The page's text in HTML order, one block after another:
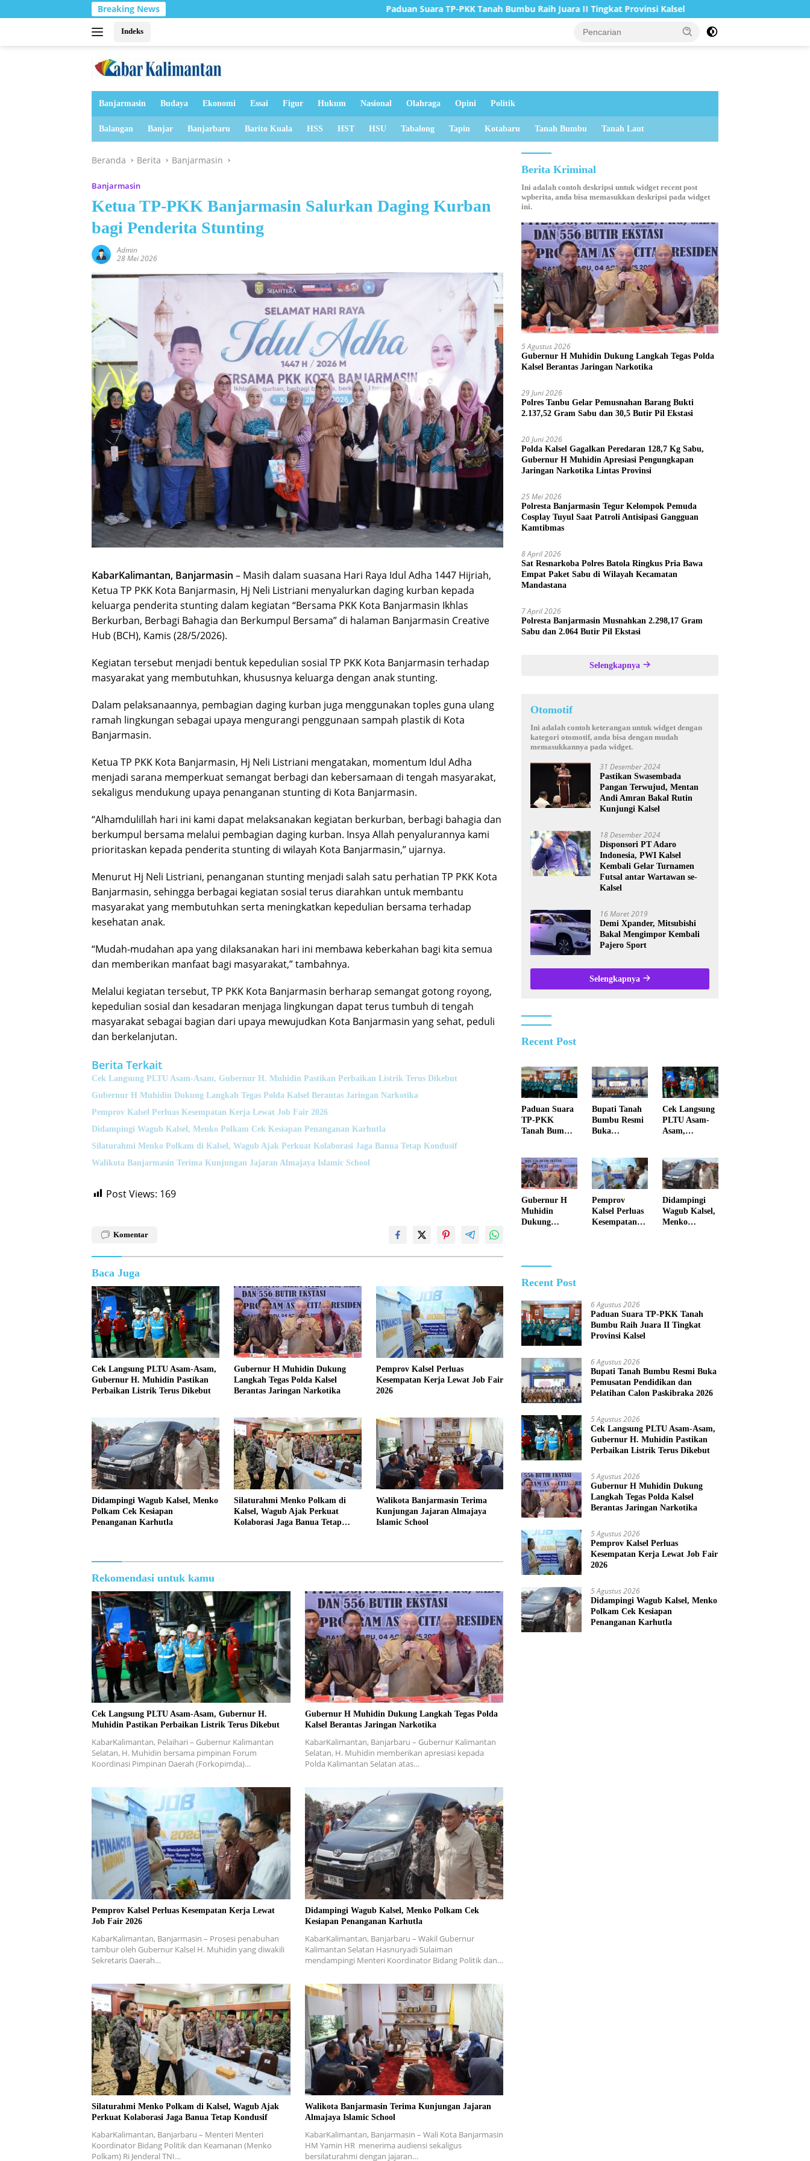
ke
Breaking News Paduan Suara TP-PKK Tanah Bumbu Raih Juara II Tingkat Provinsi Kalsel Bupati Tanah Bumbu Resmi Buka
Indeks
Banjarmasin Budaya Ekonomi Essai Figur Hukum Nasional Olahraga Opini Politik
Balangan Banjar Banjarbaru Barito Kuala HSS HST HSU Tabalong Tapin Kotabaru Tanah Bumbu Tanah Laut
Beranda Berita Banjarmasin
Banjarmasin
Ketua TP-PKK Banjarmasin Salurkan Daging Kurban
bagi Penderita Stunting
Admin
28 Mei 2026
KabarKalimantan, Banjarmasin – Masih dalam suasana Hari Raya Idul Adha 1447 Hijriah,
Ketua TP PKK Kota Banjarmasin, Hj Neli Listriani menyalurkan daging kurban kepada
keluarga penderita stunting dalam kegiatan “Bersama PKK Kota Banjarmasin Ikhlas
Berkurban, Berbagi Bahagia dan Berkumpul Bersama” di halaman Banjarmasin Creative
Hub (BCH), Kamis (28/5/2026).
Kegiatan tersebut menjadi bentuk kepedulian sosial TP PKK Kota Banjarmasin terhadap
masyarakat yang membutuhkan, khususnya keluarga dengan anak stunting.
Dalam pelaksanaannya, pembagian daging kurban juga menggunakan toples guna ulang
ramah lingkungan sebagai upaya mengurangi penggunaan sampah plastik di Kota
Banjarmasin.
Ketua TP PKK Kota Banjarmasin, Hj Neli Listriani mengatakan, momentum Idul Adha
menjadi sarana memperkuat semangat berbagi dan kebersamaan di tengah masyarakat,
sekaligus mendukung upaya penanganan stunting di Kota Banjarmasin.
“Alhamdulillah hari ini kami dapat melaksanakan kegiatan berkurban, berbagi bahagia dan
berkumpul bersama melalui pembagian daging kurban. Insya Allah penyalurannya kami
prioritaskan kepada penderita stunting di wilayah Kota Banjarmasin,” ujarnya.
Menurut Hj Neli Listriani, penanganan stunting menjadi salah satu perhatian TP PKK Kota
Banjarmasin, sehingga berbagai kegiatan sosial terus diarahkan untuk membantu
masyarakat yang membutuhkan serta meningkatkan kepedulian bersama terhadap
kesehatan anak.
“Mudah-mudahan apa yang dilaksanakan hari ini membawa keberkahan bagi kita semua
dan memberikan manfaat bagi masyarakat,” tambahnya.
Melalui kegiatan tersebut, TP PKK Kota Banjarmasin berharap semangat gotong royong,
kepedulian sosial dan kesadaran menjaga lingkungan dapat terus tumbuh di tengah
masyarakat sebagai bagian dari upaya mewujudkan Kota Banjarmasin yang sehat, peduli
dan berkelanjutan.
Berita Terkait
Cek Langsung PLTU Asam-Asam, Gubernur H. Muhidin Pastikan Perbaikan Listrik Terus Dikebut
Gubernur H Muhidin Dukung Langkah Tegas Polda Kalsel Berantas Jaringan Narkotika
Pemprov Kalsel Perluas Kesempatan Kerja Lewat Job Fair 2026
Didampingi Wagub Kalsel, Menko Polkam Cek Kesiapan Penanganan Karhutla
Silaturahmi Menko Polkam di Kalsel, Wagub Ajak Perkuat Kolaborasi Jaga Banua Tetap Kondusif
Walikota Banjarmasin Terima Kunjungan Jajaran Almajaya Islamic School
Post Views: 169
Komentar
Baca Juga
Cek Langsung PLTU Asam-Asam,
Gubernur H. Muhidin Pastikan
Perbaikan Listrik Terus Dikebut
Gubernur H Muhidin Dukung
Langkah Tegas Polda Kalsel
Berantas Jaringan Narkotika
Pemprov Kalsel Perluas
Kesempatan Kerja Lewat Job Fair
2026
Didampingi Wagub Kalsel, Menko
Polkam Cek Kesiapan
Penanganan Karhutla
Silaturahmi Menko Polkam di
Kalsel, Wagub Ajak Perkuat
Kolaborasi Jaga Banua Tetap
Walikota Banjarmasin Terima
Kunjungan Jajaran Almajaya
Islamic School
Rekomendasi untuk kamu
Cek Langsung PLTU Asam-Asam, Gubernur H.
Muhidin Pastikan Perbaikan Listrik Terus Dikebut
KabarKalimantan, Pelaihari – Gubernur Kalimantan
Selatan, H. Muhidin bersama pimpinan Forum
Koordinasi Pimpinan Daerah (Forkopimda)…
Gubernur H Muhidin Dukung Langkah Tegas Polda
Kalsel Berantas Jaringan Narkotika
KabarKalimantan, Banjarbaru – Gubernur Kalimantan
Selatan, H. Muhidin memberikan apresiasi kepada
Polda Kalimantan Selatan atas…
Pemprov Kalsel Perluas Kesempatan Kerja Lewat
Job Fair 2026
KabarKalimantan, Banjarmasin – Prosesi penabuhan
tambur oleh Gubernur Kalsel H. Muhidin yang diwakili
Sekretaris Daerah…
Didampingi Wagub Kalsel, Menko Polkam Cek
Kesiapan Penanganan Karhutla
KabarKalimantan, Banjarbaru – Wakil Gubernur
Kalimantan Selatan Hasnuryadi Sulaiman
mendampingi Menteri Koordinator Bidang Politik dan…
Silaturahmi Menko Polkam di Kalsel, Wagub Ajak
Perkuat Kolaborasi Jaga Banua Tetap Kondusif
KabarKalimantan, Banjarbaru – Menteri Menteri
Koordinator Bidang Politik dan Keamanan (Menko
Polkam) Ri Jenderal TNI…
Walikota Banjarmasin Terima Kunjungan Jajaran
Almajaya Islamic School
KabarKalimantan, Banjarmasin – Wali Kota Banjarmasin
HM Yamin HR menerima audiensi sekaligus
bersilaturahmi dengan jajaran…
Berita Kriminal
Ini adalah contoh deskripsi untuk widget recent post
wpberita, anda bisa memasukkan deskripsi pada widget
ini.
5 Agustus 2026
Gubernur H Muhidin Dukung Langkah Tegas Polda
Kalsel Berantas Jaringan Narkotika
29 Juni 2026
Polres Tanbu Gelar Pemusnahan Barang Bukti
2.137,52 Gram Sabu dan 30,5 Butir Pil Ekstasi
20 Juni 2026
Polda Kalsel Gagalkan Peredaran 128,7 Kg Sabu,
Gubernur H Muhidin Apresiasi Pengungkapan
Jaringan Narkotika Lintas Provinsi
25 Mei 2026
Polresta Banjarmasin Tegur Kelompok Pemuda
Cosplay Tuyul Saat Patroli Antisipasi Gangguan
Kamtibmas
8 April 2026
Sat Resnarkoba Polres Batola Ringkus Pria Bawa
Empat Paket Sabu di Wilayah Kecamatan
Mandastana
7 April 2026
Polresta Banjarmasin Musnahkan 2.298,17 Gram
Sabu dan 2.064 Butir Pil Ekstasi
Selengkapnya
Otomotif
Ini adalah contoh keterangan untuk widget dengan
kategori otomotif, anda bisa dengan mudah
memasukkannya pada widget.
31 Desember 2024
Pastikan Swasembada
Pangan Terwujud, Mentan
Andi Amran Bakal Rutin
Kunjungi Kalsel
18 Desember 2024
Disponsori PT Adaro
Indonesia, PWI Kalsel
Kembali Gelar Turnamen
Futsal antar Wartawan se-
Kalsel
16 Maret 2019
Demi Xpander, Mitsubishi
Bakal Mengimpor Kembali
Pajero Sport
Selengkapnya
Recent Post
Paduan Suara
TP-PKK
Tanah Bumbu
Provinsi Kalsel
Bupati Tanah
Bumbu Resmi
Buka
dan Pelatihan
Calon
Paskibraka
2026
Cek Langsung
PLTU Asam-
Asam,
Pastikan
Perbaikan
Listrik Terus
Dikebut
Gubernur H
Muhidin
Dukung
Jaringan
Pemprov
Kalsel Perluas
Kesempatan
Didampingi
Wagub Kalsel,
Menko
Recent Post
6 Agustus 2026
Paduan Suara TP-PKK Tanah
Bumbu Raih Juara II Tingkat
Provinsi Kalsel
6 Agustus 2026
Bupati Tanah Bumbu Resmi Buka
Pemusatan Pendidikan dan
Pelatihan Calon Paskibraka 2026
5 Agustus 2026
Cek Langsung PLTU Asam-Asam,
Gubernur H. Muhidin Pastikan
Perbaikan Listrik Terus Dikebut
5 Agustus 2026
Gubernur H Muhidin Dukung
Langkah Tegas Polda Kalsel
Berantas Jaringan Narkotika
5 Agustus 2026
Pemprov Kalsel Perluas
Kesempatan Kerja Lewat Job Fair
2026
5 Agustus 2026
Didampingi Wagub Kalsel, Menko
Polkam Cek Kesiapan
Penanganan Karhutla